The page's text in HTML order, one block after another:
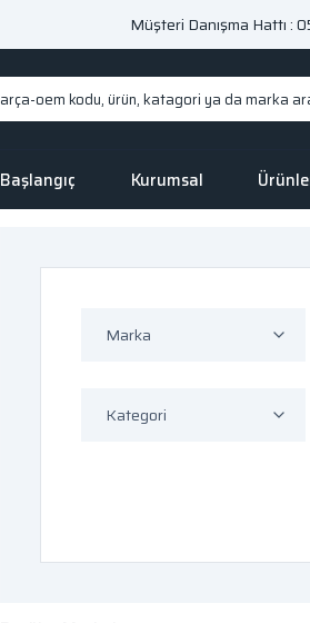
Müşteri Danışma Hattı :
Başlangıç Kurumsal
Marka
Kategori